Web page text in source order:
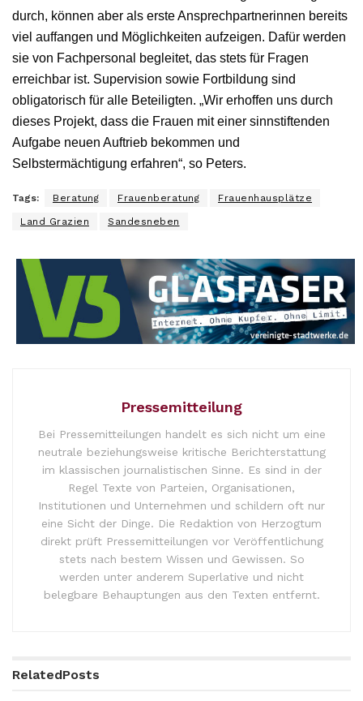
durch, können aber als erste Ansprechpartnerinnen bereits
viel auffangen und Möglichkeiten aufzeigen. Dafür werden
sie von Fachpersonal begleitet, das stets für Fragen
erreichbar ist. Supervision sowie Fortbildung sind
obligatorisch für alle Beteiligten. „Wir erhoffen uns durch
dieses Projekt, dass die Frauen mit einer sinnstiftenden
Aufgabe neuen Auftrieb bekommen und
Selbstermächtigung erfahren“, so Peters.
Tags: Beratung Frauenberatung Frauenhausplätze
Land Grazien Sandesneben
Pressemitteilung
Bei Pressemitteilungen handelt es sich nicht um eine
neutrale beziehungsweise kritische Berichterstattung
im klassischen journalistischen Sinne. Es sind in der
Regel Texte von Parteien, Organisationen,
Institutionen und Unternehmen und schildern oft nur
eine Sicht der Dinge. Die Redaktion von Herzogtum
direkt prüft Pressemitteilungen vor Veröffentlichung
stets nach bestem Wissen und Gewissen. So
werden unter anderem Superlative und nicht
belegbare Behauptungen aus den Texten entfernt.
RelatedPosts